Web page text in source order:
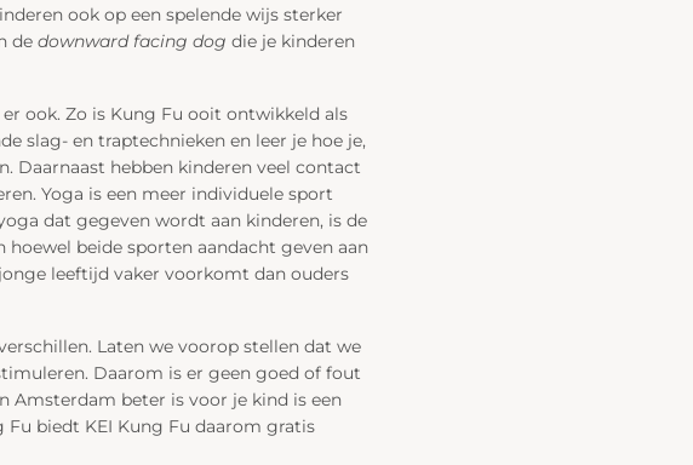
ook op een spelende wijs sterker
de downward facing dog die je kinderen
ook. Zo is Kung Fu ooit ontwikkeld als
slag- en traptechnieken en leer je hoe je,
Daarnaast hebben kinderen veel contact
Yoga is een meer individuele sport
dat gegeven wordt aan kinderen, is de
beide sporten aandacht geven aan
leeftijd vaker voorkomt dan ouders
Laten we voorop stellen dat we
Daarom is er geen goed of fout
Amsterdam beter is voor je kind is een
biedt KEI Kung Fu daarom gratis